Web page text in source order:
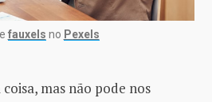
fauxels no Pexels
mas não pode nos